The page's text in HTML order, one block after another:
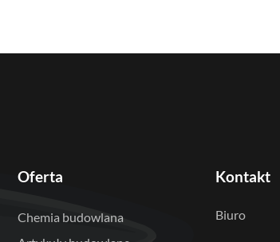
Oferta
Chemia budowlana
Kontakt
Biuro